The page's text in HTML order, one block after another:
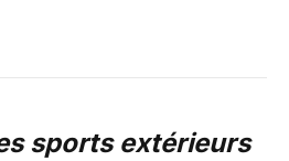
sports extérieurs